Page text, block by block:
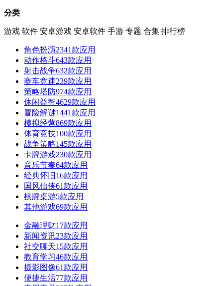
分类
游戏 软件 安卓游戏 安卓软件 手游 专题 合集 排行榜
角色扮演2341款应用
动作格斗643款应用
射击战争632款应用
赛车竞速239款应用
策略塔防974款应用
休闲益智4629款应用
冒险解谜1441款应用
模拟经营869款应用
体育竞技100款应用
战争策略145款应用
卡牌游戏230款应用
音乐节奏64款应用
经典怀旧 16款应用
国风仙侠61款应用
棋牌桌游5款应用
其他游戏69款应用
金融理财17款应用
新闻资讯23款应用
社交聊天15款应用
教育学习46款应用
摄影图像61款应用
便捷生活77款应用